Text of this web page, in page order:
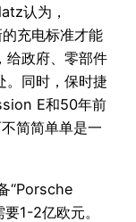
认为，
充电标准才能
给政府、零部件
。同时，保时捷
E和50年前
简简单单是一
“Porsche
1-2亿欧元。